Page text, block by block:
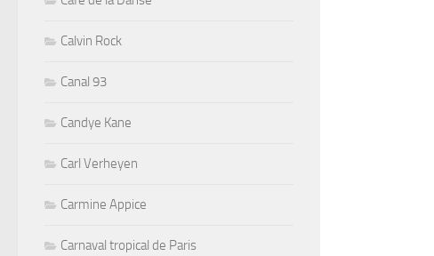
Calvin Rock
Canal 93
Candye Kane
Carl Verheyen
Carmine Appice
Carnaval tropical de Paris